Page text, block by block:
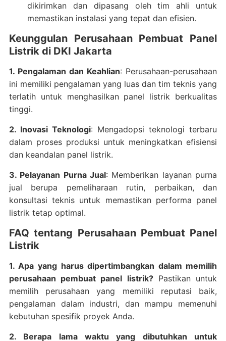
dikirimkan dan dipasang oleh tim ahli untuk
memastikan instalasi yang tepat dan efisien.
Keunggulan Perusahaan Pembuat Panel
Listrik di DKI Jakarta
1. Pengalaman dan Keahlian: Perusahaan-perusahaan
ini memiliki pengalaman yang luas dan tim teknis yang
terlatih untuk menghasilkan panel listrik berkualitas
tinggi.
2. Inovasi Teknologi: Mengadopsi teknologi terbaru
dalam proses produksi untuk meningkatkan efisiensi
dan keandalan panel listrik.
3. Pelayanan Purna Jual: Memberikan layanan purna
jual berupa pemeliharaan rutin, perbaikan, dan
konsultasi teknis untuk memastikan performa panel
listrik tetap optimal.
FAQ tentang Perusahaan Pembuat Panel
Listrik
1. Apa yang harus dipertimbangkan dalam memilih
perusahaan pembuat panel listrik?Pastikan untuk
memilih perusahaan yang memiliki reputasi baik,
pengalaman dalam industri, dan mampu memenuhi
kebutuhan spesifik proyek Anda.
2. Berapa lama waktu yang dibutuhkan untuk